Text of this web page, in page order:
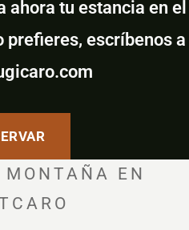
ahora tu estancia en el
prefieres, escríbenos a
MONTAÑA EN